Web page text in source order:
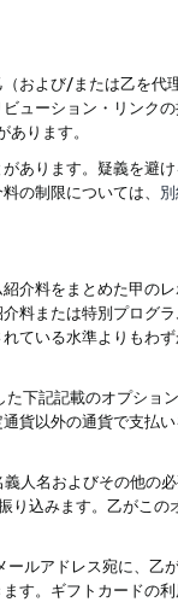
および/または乙を代
ューション・リンク
ります。
あります。疑義を避
の制限については、
料をまとめた甲のレ
料または特別プログ
ている水準よりもわ
下記記載のオプショ
貨以外の通貨で支払
名およびその他の必
り込みます。乙がこ
ルアドレス宛に、乙
す。ギフトカードの